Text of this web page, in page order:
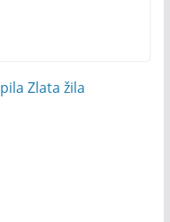
Zlata žila